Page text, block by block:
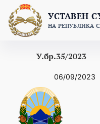
content
УСТАВЕН
НА РЕПУБЛИКА
У.бр.35/2023
06/09/2023